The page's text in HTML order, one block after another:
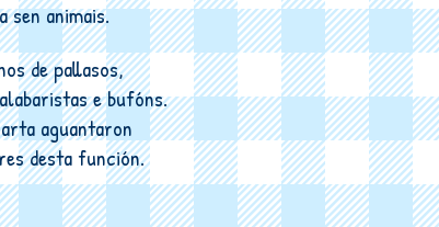
sen animais.
de pallasos,
e bufóns.
aguantaron
desta función.